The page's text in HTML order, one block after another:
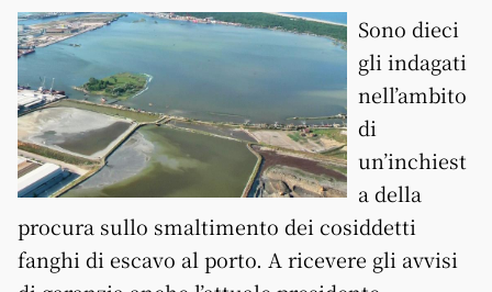
Sono dieci
gli indagati
nell’ambito
di
un’inchiest
a della
procura sullo smaltimento dei cosiddetti
fanghi di escavo al porto. A ricevere gli avvisi